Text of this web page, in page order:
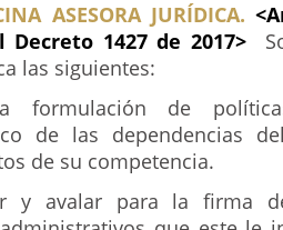
ASESORA JURÍDICA.
Decreto 1427 de 2017>
las siguientes:
formulación de
de las dependencias
de su competencia.
y avalar para la firma